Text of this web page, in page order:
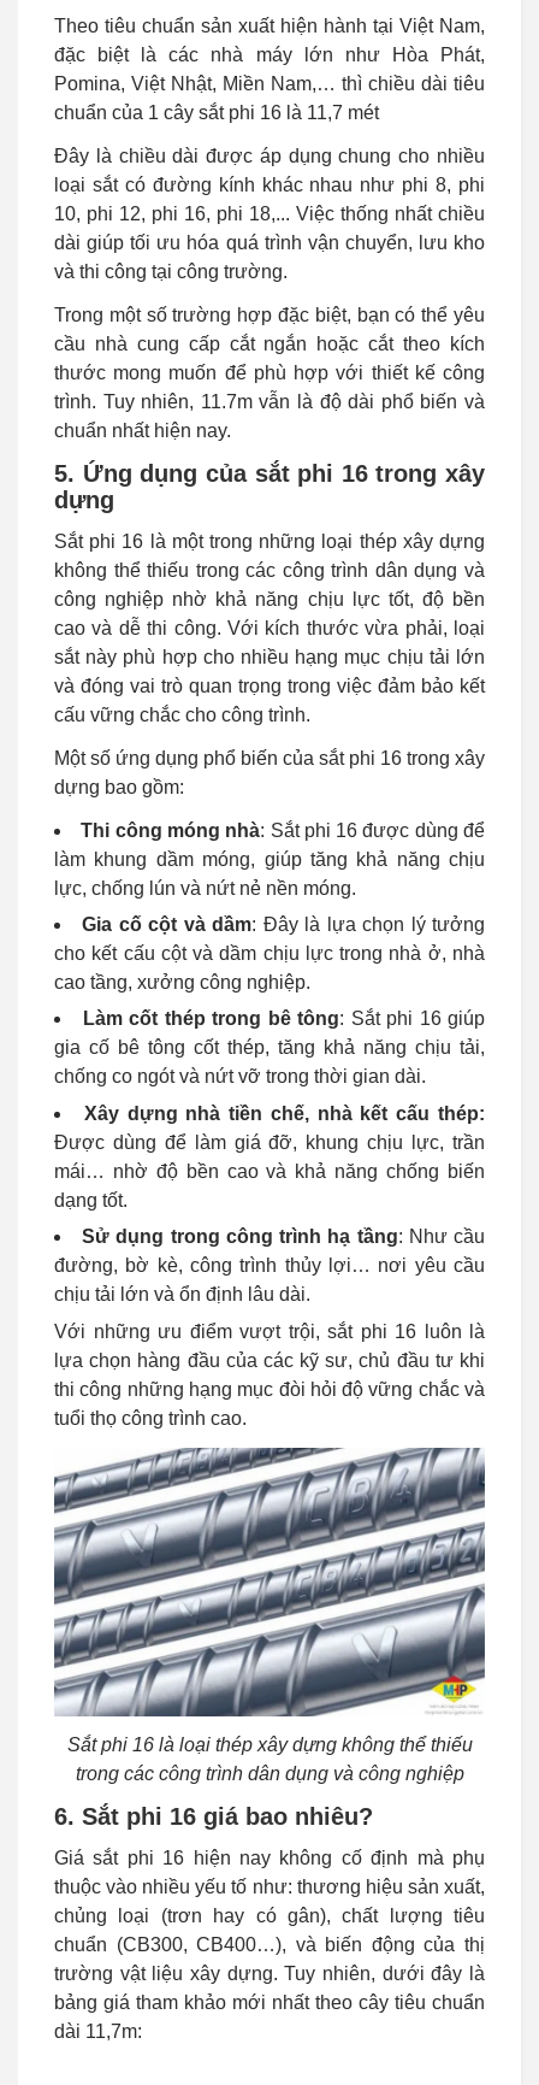
Theo tiêu chuẩn sản xuất hiện hành tại Việt Nam,
đặc biệt là các nhà máy lớn như Hòa Phát,
Pomina, Việt Nhật, Miền Nam,… thì chiều dài tiêu
chuẩn của 1 cây sắt phi 16 là 11,7 mét
Đây là chiều dài được áp dụng chung cho nhiều
loại sắt có đường kính khác nhau như phi 8, phi
10, phi 12, phi 16, phi 18,... Việc thống nhất chiều
dài giúp tối ưu hóa quá trình vận chuyển, lưu kho
và thi công tại công trường.
Trong một số trường hợp đặc biệt, bạn có thể yêu
cầu nhà cung cấp cắt ngắn hoặc cắt theo kích
thước mong muốn để phù hợp với thiết kế công
trình. Tuy nhiên, 11.7m vẫn là độ dài phổ biến và
chuẩn nhất hiện nay.
5. Ứng dụng của sắt phi 16 trong xây
dựng
Sắt phi 16 là một trong những loại thép xây dựng
không thể thiếu trong các công trình dân dụng và
công nghiệp nhờ khả năng chịu lực tốt, độ bền
cao và dễ thi công. Với kích thước vừa phải, loại
sắt này phù hợp cho nhiều hạng mục chịu tải lớn
và đóng vai trò quan trọng trong việc đảm bảo kết
cấu vững chắc cho công trình.
Một số ứng dụng phổ biến của sắt phi 16 trong xây
dựng bao gồm:
Thi công móng nhà: Sắt phi 16 được dùng để
làm khung dầm móng, giúp tăng khả năng chịu
lực, chống lún và nứt nẻ nền móng.
Gia cố cột và dầm: Đây là lựa chọn lý tưởng
cho kết cấu cột và dầm chịu lực trong nhà ở, nhà
cao tầng, xưởng công nghiệp.
Làm cốt thép trong bê tông: Sắt phi 16 giúp
gia cố bê tông cốt thép, tăng khả năng chịu tải,
chống co ngót và nứt vỡ trong thời gian dài.
Xây dựng nhà tiền chế, nhà kết cấu thép:
Được dùng để làm giá đỡ, khung chịu lực, trần
mái… nhờ độ bền cao và khả năng chống biến
dạng tốt.
Sử dụng trong công trình hạ tầng: Như cầu
đường, bờ kè, công trình thủy lợi… nơi yêu cầu
chịu tải lớn và ổn định lâu dài.
Với những ưu điểm vượt trội, sắt phi 16 luôn là
lựa chọn hàng đầu của các kỹ sư, chủ đầu tư khi
thi công những hạng mục đòi hỏi độ vững chắc và
tuổi thọ công trình cao.
Sắt phi 16 là loại thép xây dựng không thể thiếu
trong các công trình dân dụng và công nghiệp
6. Sắt phi 16 giá bao nhiêu?
Giá sắt phi 16 hiện nay không cố định mà phụ
thuộc vào nhiều yếu tố như: thương hiệu sản xuất,
chủng loại (trơn hay có gân), chất lượng tiêu
chuẩn (CB300, CB400…), và biến động của thị
trường vật liệu xây dựng. Tuy nhiên, dưới đây là
bảng giá tham khảo mới nhất theo cây tiêu chuẩn
dài 11,7m: